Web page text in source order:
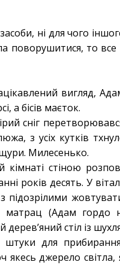
ні для чого
поворушитися, то
вигляд,
а бісів маєток.
сніг
з усіх кутків
Милесенько.
стіною
років десять. У
підозрілими
матрац (Адам гордо
стіл із
для
якесь джерело